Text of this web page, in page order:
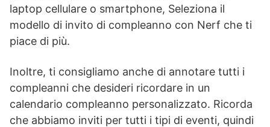
laptop cellulare o smartphone, Seleziona il
modello di invito di compleanno con Nerf che ti
piace di più.
Inoltre, ti consigliamo anche di annotare tutti i
compleanni che desideri ricordare in un
calendario compleanno personalizzato. Ricorda
che abbiamo inviti per tutti i tipi di eventi, quindi